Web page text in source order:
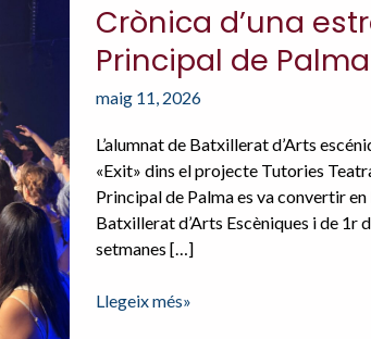
Crònica d’una
Principal de Palma
maig 11, 2026
L’alumnat de Batxillerat d’Arts
«Exit» dins el projecte Tutories
Principal de Palma es va convertir en
Batxillerat d’Arts Escèniques i de
setmanes […]
Crònica
Llegeix més»